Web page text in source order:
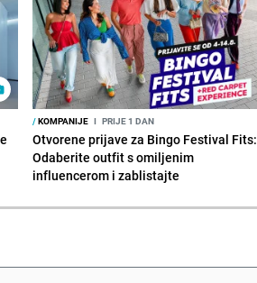
/KOMPANIJE I PRIJE 1 DAN
Otvorene prijave za Bingo Festival Fits:
Odaberite outfit s omiljenim
influencerom i zablistajte